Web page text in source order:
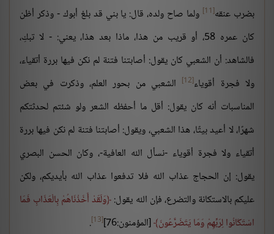
بضرب عنقه[11]
ولما صاح ولده، قال: يا بني قد بلغ أبوك - وذكر أظن
كان عمره 58، أو قريب من هذا، ماذا بعد هذا، يعني: - لا تبكِ،
فالشاهد: أن الشعبي كان يقول: أصابتنا فتنة لم نكن فيها بررة أتقياء،
ولا فجرة أقوياء[12]
الشعبي من بحور العلم، وذكرت في بعض
المناسبات أنه كان يقول: أقل ما أحفظه الشعر ولو شئتم لحدثتكم
شهرًا، لا أعيد بيتًا، هذا الشعبي، ويقول: أصابتنا فتنة لم نكن فيها بررة
أتقياء ولا فجرة أقوياء -نسأل الله العافية-، وكان الحسن البصري
يقول: إن الحجاج عذاب الله فلا تدفعوا عذاب الله بأيديكم، ولكن
عليكم بالاستكانة والتضرع، فإن الله يقول: وَلَقَدْ أَخَذْنَاهُمْ بِالْعَذَابِ فَمَا
اسْتَكَانُوا لِرَبِّهِمْ وَمَا يَتَضَرَّعُونَ [المؤمنون:76] [13]
.